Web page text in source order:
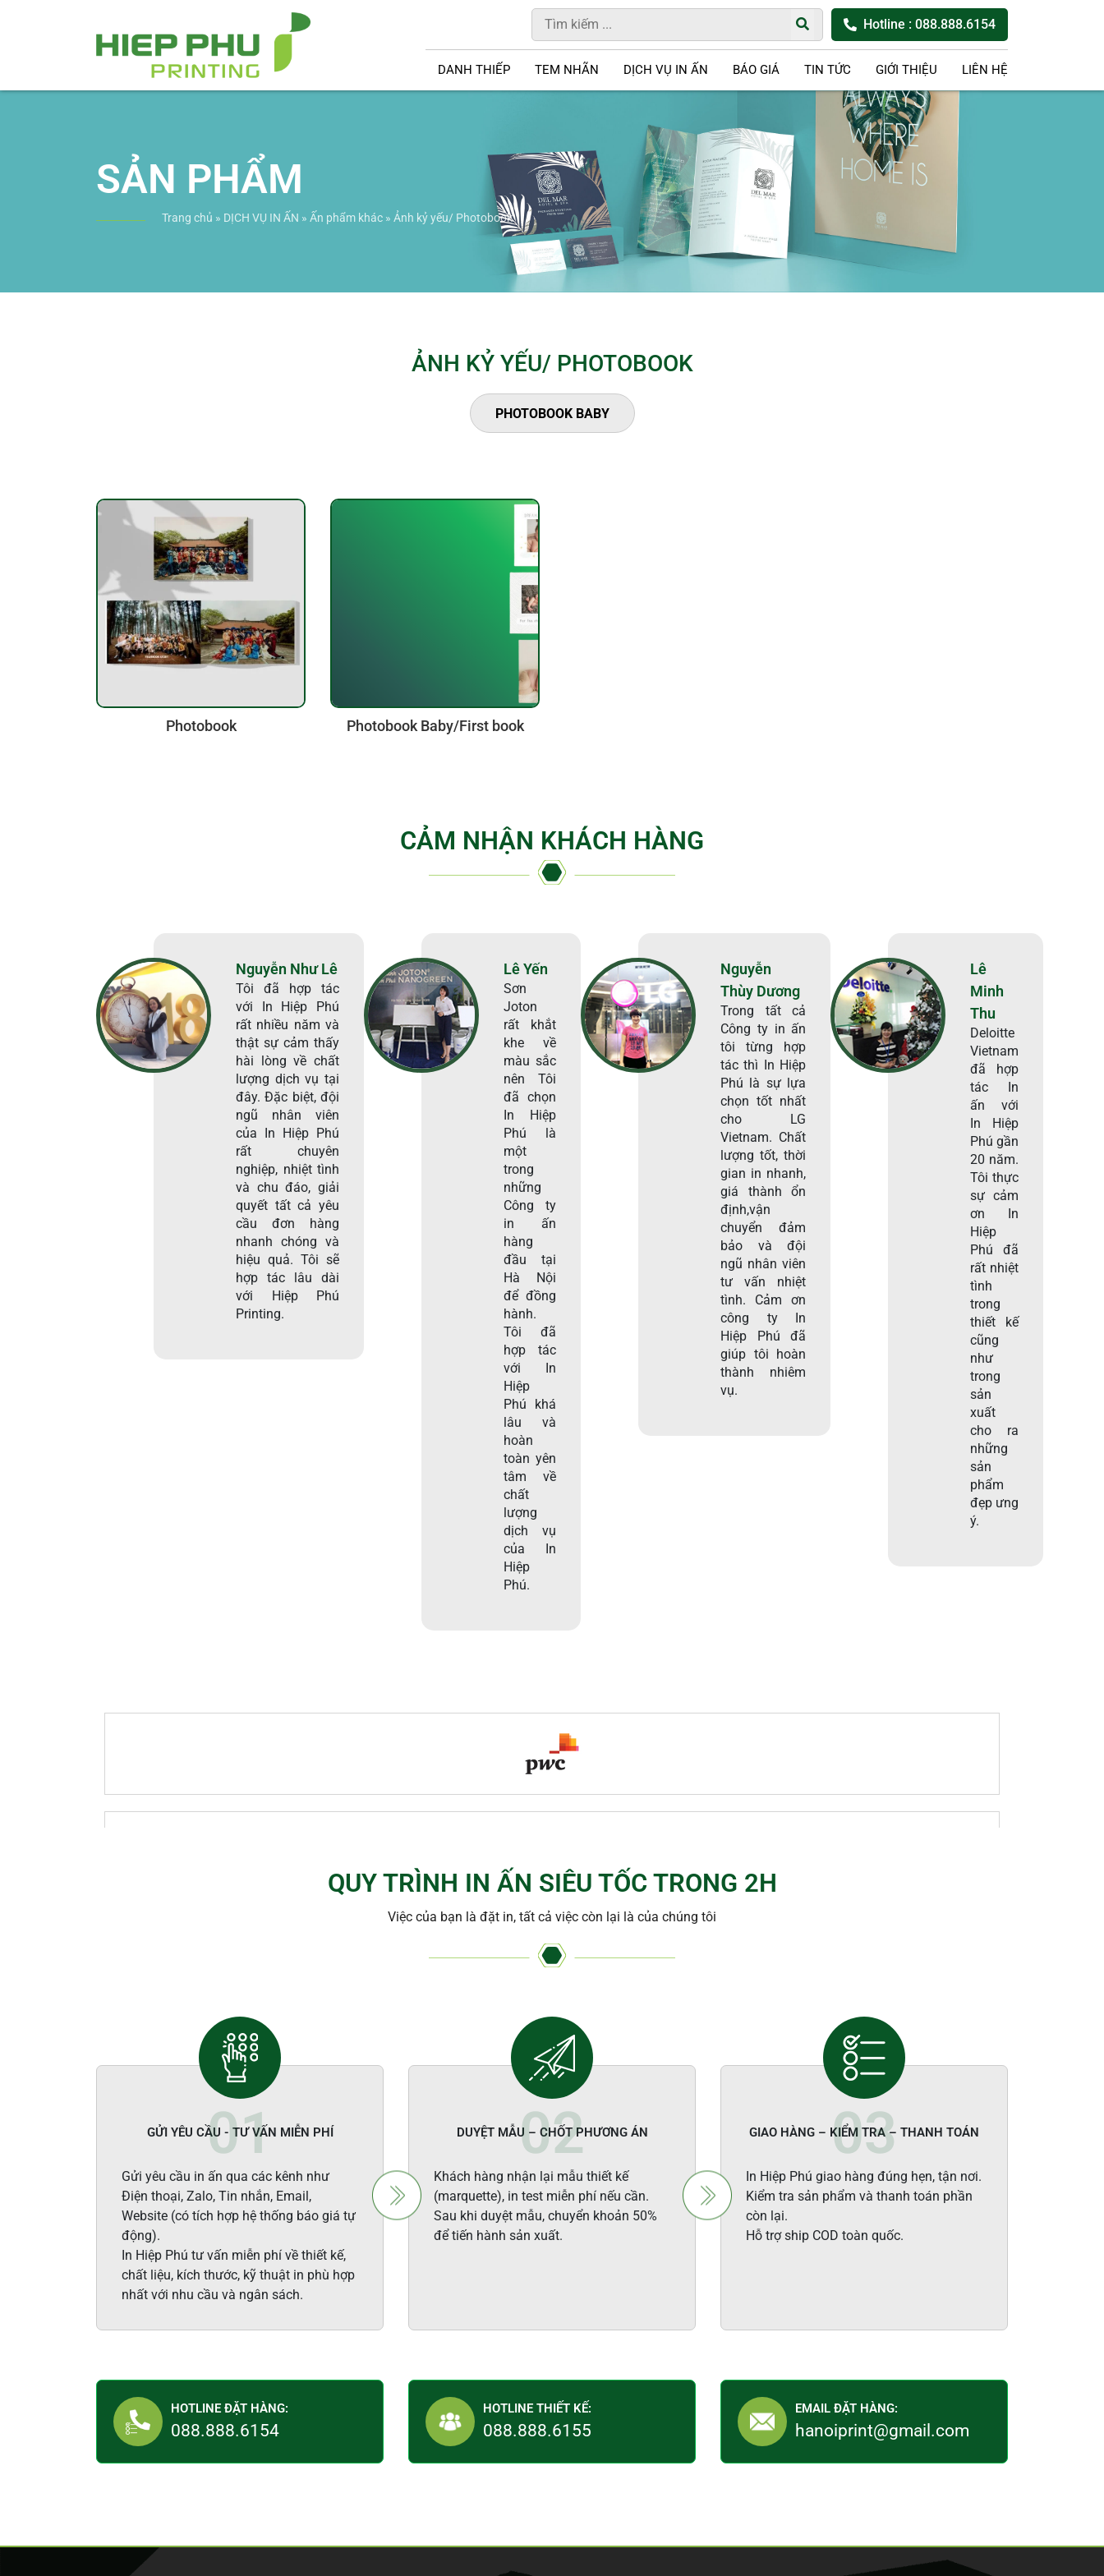
Hotline : 088.888.6154
DANH THIẾP TEM NHÃN DỊCH VỤ IN ẤN BÁO GIÁ TIN TỨC GIỚI THIỆU LIÊN HỆ
SẢN PHẨM
Trang chủ » DỊCH VỤ IN ẤN » Ấn phẩm khác » Ảnh kỷ yếu/ Photobook
ẢNH KỶ YẾU/ PHOTOBOOK
PHOTOBOOK BABY
Photobook Photobook Baby/First book
CẢM NHẬN KHÁCH HÀNG
Nguyễn Như Lê
Tôi đã hợp tác
với In Hiệp Phú
rất nhiều năm và
thật sự cảm thấy
hài lòng về chất
lượng dịch vụ tại
đây. Đặc biệt, đội
ngũ nhân viên
của In Hiệp Phú
rất chuyên
nghiệp, nhiệt tình
và chu đáo, giải
quyết tất cả yêu
cầu đơn hàng
nhanh chóng và
hiệu quả. Tôi sẽ
hợp tác lâu dài
với Hiệp Phú
Printing.
Lê Yến
Sơn
Joton
rất khắt
khe về
màu sắc
nên Tôi
đã chọn
In Hiệp
Phú là
một
trong
những
Công ty
in ấn
hàng
đầu tại
Hà Nội
để đồng
hành.
Tôi đã
hợp tác
với In
Hiệp
Phú khá
lâu và
hoàn
toàn yên
tâm về
chất
lượng
dịch vụ
của In
Hiệp
Phú.
Nguyễn
Thùy Dương
Trong tất cả
Công ty in ấn
tôi từng hợp
tác thì In Hiệp
Phú là sự lựa
chọn tốt nhất
cho LG
Vietnam. Chất
lượng tốt, thời
gian in nhanh,
giá thành ổn
định,vận
chuyển đảm
bảo và đội
ngũ nhân viên
tư vấn nhiệt
tình. Cảm ơn
công ty In
Hiệp Phú đã
giúp tôi hoàn
thành nhiêm
vụ.
Lê
Minh
Thu
Deloitte
Vietnam
đã hợp
tác In
ấn với
In Hiệp
Phú gần
20 năm.
Tôi thực
sự cảm
ơn In
Hiệp
Phú đã
rất nhiệt
tình
trong
thiết kế
cũng
như
trong
sản
xuất
cho ra
những
sản
phẩm
đẹp ưng
ý.
QUY TRÌNH IN ẤN SIÊU TỐC TRONG 2H
Việc của bạn là đặt in, tất cả việc còn lại là của chúng tôi
GỬI YÊU CẦU - TƯ VẤN MIỄN PHÍ
Gửi yêu cầu in ấn qua các kênh như
Điện thoại, Zalo, Tin nhắn, Email,
Website (có tích hợp hệ thống báo giá tự
động).
In Hiệp Phú tư vấn miễn phí về thiết kế,
chất liệu, kích thước, kỹ thuật in phù hợp
nhất với nhu cầu và ngân sách.
DUYỆT MẪU – CHỐT PHƯƠNG ÁN
Khách hàng nhận lại mẫu thiết kế
(marquette), in test miễn phí nếu cần.
Sau khi duyệt mẫu, chuyển khoản 50%
để tiến hành sản xuất.
GIAO HÀNG – KIỂM TRA – THANH TOÁN
In Hiệp Phú giao hàng đúng hẹn, tận nơi.
Kiểm tra sản phẩm và thanh toán phần
còn lại.
Hỗ trợ ship COD toàn quốc.
HOTLINE ĐẶT HÀNG:
088.888.6154
HOTLINE THIẾT KẾ:
088.888.6155
EMAIL ĐẶT HÀNG:
hanoiprint@gmail.com